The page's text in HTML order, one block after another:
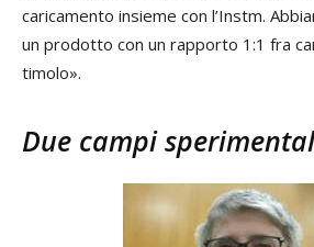
caricamento insieme con l’Instm.
un prodotto con un rapporto 1:1 fra
timolo».
Due campi